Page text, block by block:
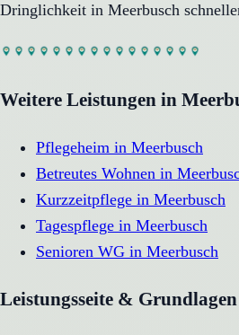
Dringlichkeit in Meerbusch
Weitere Leistungen in
Pflegeheim in Meerbusch
Betreutes Wohnen in
Kurzzeitpflege in Meerbusch
Tagespflege in Meerbusch
Senioren WG in Meerbusch
Leistungsseite & Grundlagen